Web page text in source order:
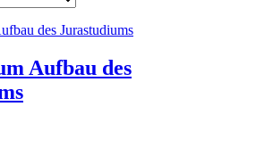
Aufbau des